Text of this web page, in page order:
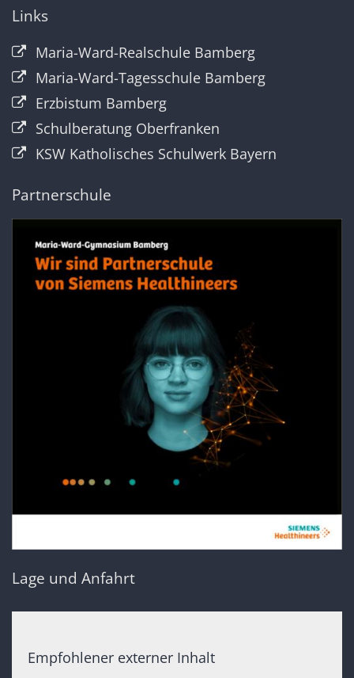
Links
Maria-Ward-Realschule Bamberg
Maria-Ward-Tagesschule Bamberg
Erzbistum Bamberg
Schulberatung Oberfranken
KSW Katholisches Schulwerk Bayern
Partnerschule
Lage und Anfahrt
Empfohlener externer Inhalt